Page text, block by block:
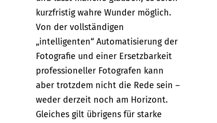
kurzfristig wahre Wunder möglich.
Von der vollständigen
„intelligenten“ Automatisierung der
Fotografie und einer Ersetzbarkeit
professioneller Fotografen kann
aber trotzdem nicht die Rede sein –
weder derzeit noch am Horizont.
Gleiches gilt übrigens für starke